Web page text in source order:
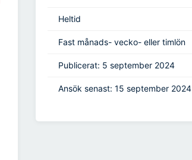
Heltid
Fast månads- vecko- eller timlön
Publicerat: 5 september 2024
Ansök senast: 15 september 2024